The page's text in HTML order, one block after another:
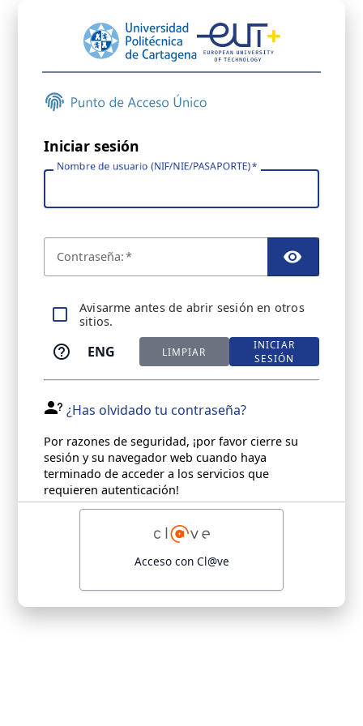
Iniciar sesión
Nombre de usuario (NIF/NIE/PASAPORTE)
Contraseña:
Avisarme antes de abrir sesión en otros
sitios.
ENG LIMPIAR
INICIAR
SESIÓN
¿Has olvidado tu contraseña?
Por razones de seguridad, ¡por favor cierre su
sesión y su navegador web cuando haya
terminado de acceder a los servicios que
requieren autenticación!